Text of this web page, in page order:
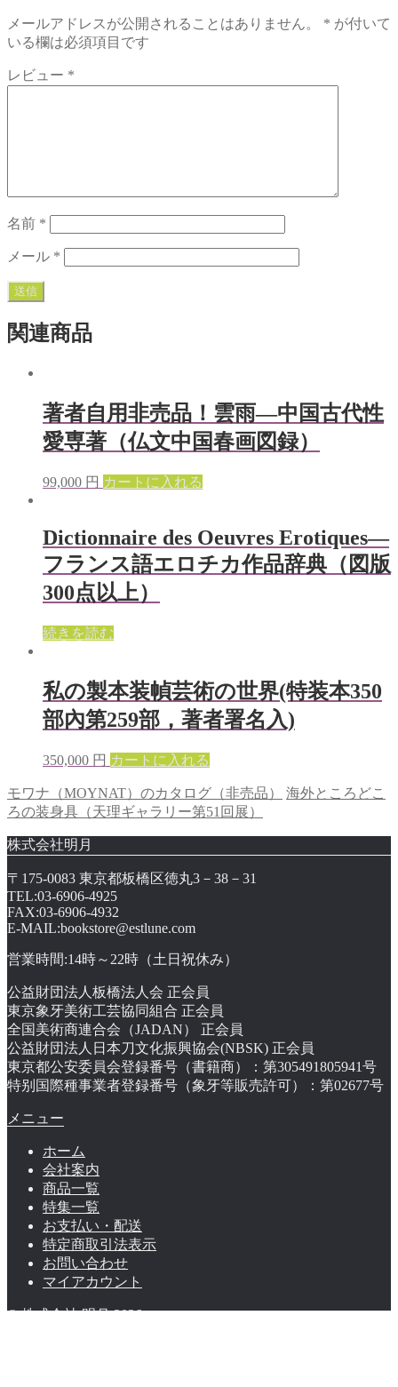
メールアドレスが公開されることはありません。 * が付いて
いる欄は必須項目です
レビュー *
名前 *
メール *
関連商品
著者自用非売品！雲雨—中国古代性
愛専著（仏文中国春画図録）
99,000 円 カートに入れる
Dictionnaire des Oeuvres Erotiques—
フランス語エロチカ作品辞典（図版
300点以上）
続きを読む
私の製本装幀芸術の世界(特装本350
部內第259部，著者署名入)
350,000 円 カートに入れる
モワナ（MOYNAT）のカタログ（非売品）
海外ところどこ
ろの装身具（天理ギャラリー第51回展）
株式会社明月
〒175-0083 東京都板橋区徳丸3－38－31
TEL:03-6906-4925
FAX:03-6906-4932
E-MAIL:bookstore@estlune.com
営業時間:14時～22時（土日祝休み）
公益財団法人板橋法人会 正会員
東京象牙美術工芸協同組合 正会員
全国美術商連合会（JADAN） 正会員
公益財団法人日本刀文化振興協会(NBSK) 正会員
東京都公安委員会登録番号（書籍商）：第305491805941号
特别国際種事業者登録番号（象牙等販売許可）：第02677号
メニュー
ホーム
会社案内
商品一覧
特集一覧
お支払い・配送
特定商取引法表示
お問い合わせ
マイアカウント
© 株式会社 明月 2026